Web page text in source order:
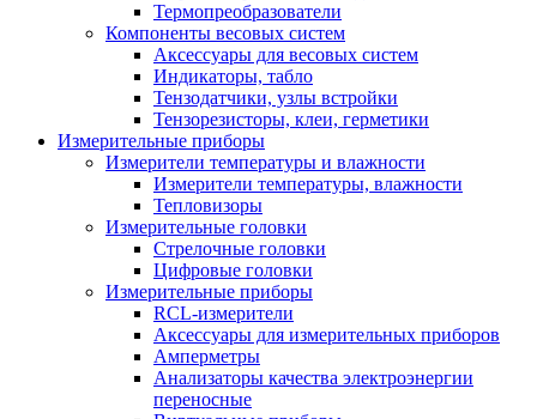
Термопреобразователи
Компоненты весовых систем
Аксессуары для весовых систем
Индикаторы, табло
Тензодатчики, узлы встройки
Тензорезисторы, клеи, герметики
Измерительные приборы
Измерители температуры и влажности
Измерители температуры, влажности
Тепловизоры
Измерительные головки
Стрелочные головки
Цифровые головки
Измерительные приборы
RCL-измерители
Аксессуары для измерительных приборов
Амперметры
Анализаторы качества электроэнергии
переносные